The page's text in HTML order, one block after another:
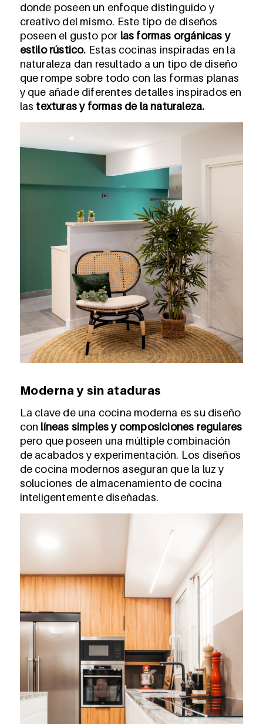
donde poseen un enfoque distinguido y
creativo del mismo. Este tipo de diseños
poseen el gusto por las formas orgánicas y
estilo rústico. Estas cocinas inspiradas en la
naturaleza dan resultado a un tipo de diseño
que rompe sobre todo con las formas planas
y que añade diferentes detalles inspirados en
las texturas y formas de la naturaleza.
Moderna y sin ataduras
La clave de una cocina moderna es su diseño
con líneas simples y composiciones regulares
pero que poseen una múltiple combinación
de acabados y experimentación. Los diseños
de cocina modernos aseguran que la luz y
soluciones de almacenamiento de cocina
inteligentemente diseñadas.